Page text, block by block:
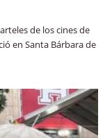
de los cines de
en Santa Bárbara de